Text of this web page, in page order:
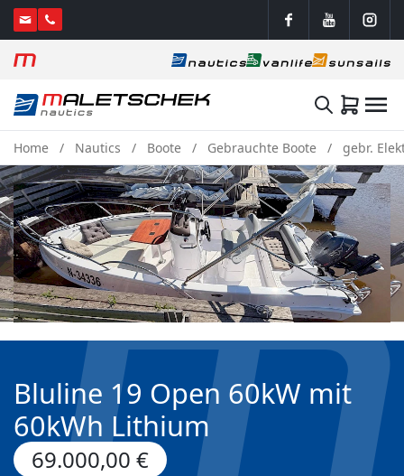
Home Nautics Boote Gebrauchte Boote gebr.
Bluline 19 Open 60kW mit
60kWh Lithium
69.000,00 €